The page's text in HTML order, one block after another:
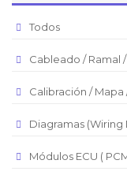
Euro
Real Brasilero
Todos
Cableado / Ramal
Calibración /
Diagramas (Wiring
Módulos ECU (